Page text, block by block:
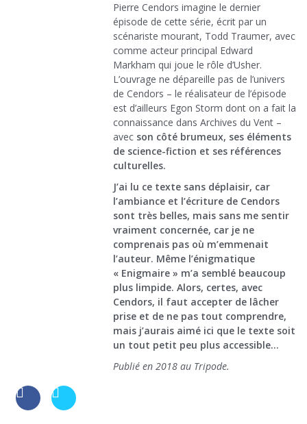
Pierre Cendors imagine le dernier
épisode de cette série, écrit par un
scénariste mourant, Todd Traumer, avec
comme acteur principal Edward
Markham qui joue le rôle d’Usher.
L’ouvrage ne dépareille pas de l’univers
de Cendors – le réalisateur de l’épisode
est d’ailleurs Egon Storm dont on a fait la
connaissance dans Archives du Vent –
avec son côté brumeux, ses éléments
de science-fiction et ses références
culturelles.
J’ai lu ce texte sans déplaisir, car
l’ambiance et l’écriture de Cendors
sont très belles, mais sans me sentir
vraiment concernée, car je ne
comprenais pas où m’emmenait
l’auteur. Même l’énigmatique
« Enigmaire » m’a semblé beaucoup
plus limpide. Alors, certes, avec
Cendors, il faut accepter de lâcher
prise et de ne pas tout comprendre,
mais j’aurais aimé ici que le texte soit
un tout petit peu plus accessible…
Publié en 2018 au Tripode.